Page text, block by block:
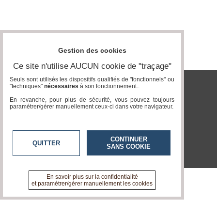
Médias
Blogs
Inscription
annuaire
pro
tvlocale.fr
Gestion des cookies
Ce site n'utilise AUCUN cookie de "traçage"
Seuls sont utilisés les dispositifs qualifiés de "fonctionnels" ou
"techniques" nécessaires à son fonctionnement..
En revanche, pour plus de sécurité, vous pouvez toujours
paramétrer/gérer manuellement ceux-ci dans votre navigateur.
QUITTER
CONTINUER
SANS COOKIE
En savoir plus sur la confidentialité
et paramétrer/gérer manuellement les cookies